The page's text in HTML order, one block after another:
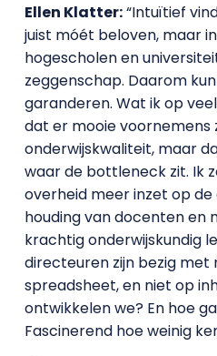
Ellen Klatter:“Intuïtief
juist móét beloven, maar
hogescholen en
zeggenschap. Daarom
garanderen. Wat ik op
dat er mooie voornemens
onderwijskwaliteit, maar
waar de bottleneck zit. Ik
overheid meer inzet op
houding van docenten en
krachtig onderwijskundig
directeuren zijn bezig met
spreadsheet, en niet op
ontwikkelen we? En hoe
Fascinerend hoe weinig